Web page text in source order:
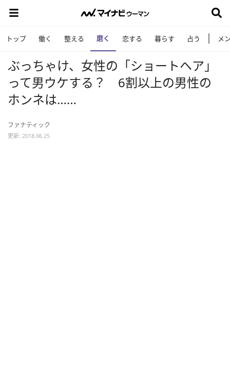
トップ 働く 整える 磨く 恋する 暮らす 占う メ
ぶっちゃけ、女性の「ショートヘア」
って男ウケする？ 6割以上の男性の
ホンネは……
ファナティック
更新: 2018.06.25